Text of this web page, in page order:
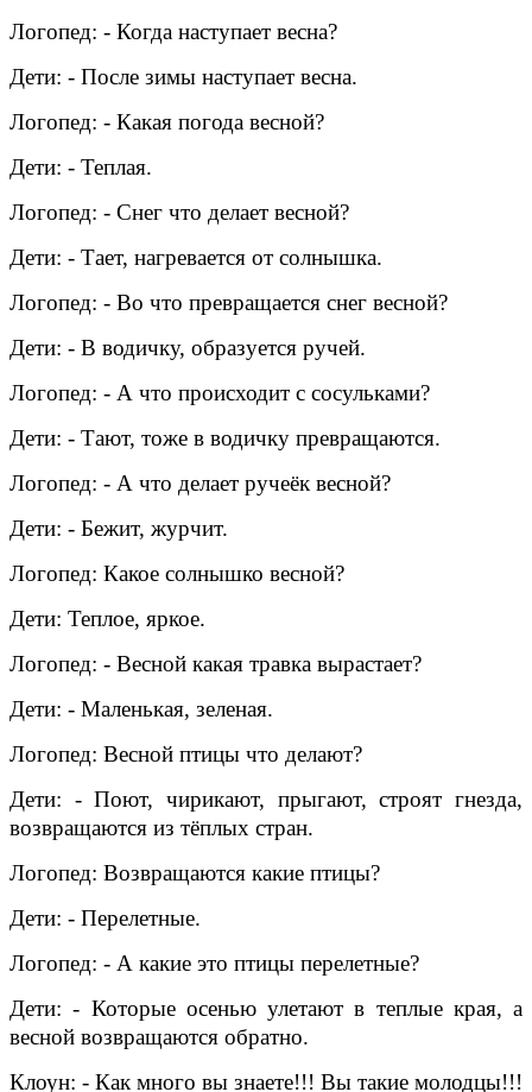
Логопед: - Когда наступает весна?
Дети: - После зимы наступает весна.
Логопед: - Какая погода весной?
Дети: - Теплая.
Логопед: - Снег что делает весной?
Дети: - Тает, нагревается от солнышка.
Логопед: - Во что превращается снег весной?
Дети: - В водичку, образуется ручей.
Логопед: - А что происходит с сосульками?
Дети: - Тают, тоже в водичку превращаются.
Логопед: - А что делает ручеёк весной?
Дети: - Бежит, журчит.
Логопед: Какое солнышко весной?
Дети: Теплое, яркое.
Логопед: - Весной какая травка вырастает?
Дети: - Маленькая, зеленая.
Логопед: Весной птицы что делают?
Дети: - Поют, чирикают, прыгают, строят гнезда,
возвращаются из тёплых стран.
Логопед: Возвращаются какие птицы?
Дети: - Перелетные.
Логопед: - А какие это птицы перелетные?
Дети: - Которые осенью улетают в теплые края, а
весной возвращаются обратно.
Клоун: - Как много вы знаете!!! Вы такие молодцы!!!